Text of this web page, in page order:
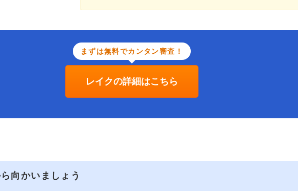
まずは無料でカンタン審査！
レイクの詳細はこちら
向かいましょう